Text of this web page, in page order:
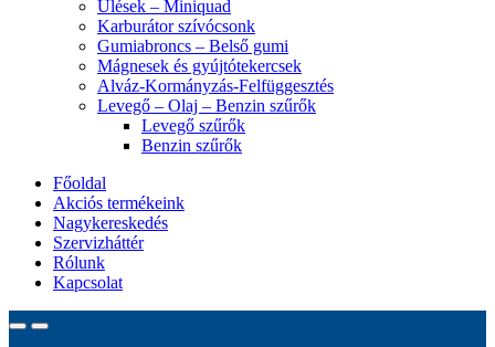
Ülések – Miniquad
Karburátor szívócsonk
Gumiabroncs – Belső gumi
Mágnesek és gyújtótekercsek
Alváz-Kormányzás-Felfüggesztés
Levegő – Olaj – Benzin szűrők
Levegő szűrők
Benzin szűrők
Főoldal
Akciós termékeink
Nagykereskedés
Szervizháttér
Rólunk
Kapcsolat